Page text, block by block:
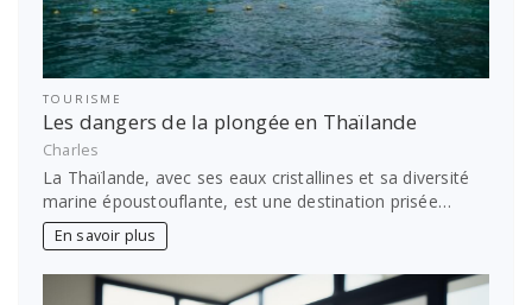
TOURISME
Les dangers de la plongée en Thaïlande
Charles
La Thaïlande, avec ses eaux cristallines et sa diversité
marine époustouflante, est une destination prisée…
En savoir plus